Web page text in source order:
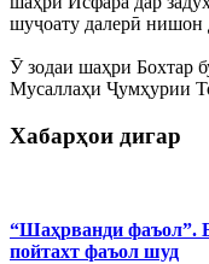
шуҷоату далерӣ нишон
Ӯ зодаи шаҳри Бохтар
Мусаллаҳи Ҷумҳурии
Хабарҳои дигар
“Шаҳрванди фаъол”.
пойтахт фаъол шуд